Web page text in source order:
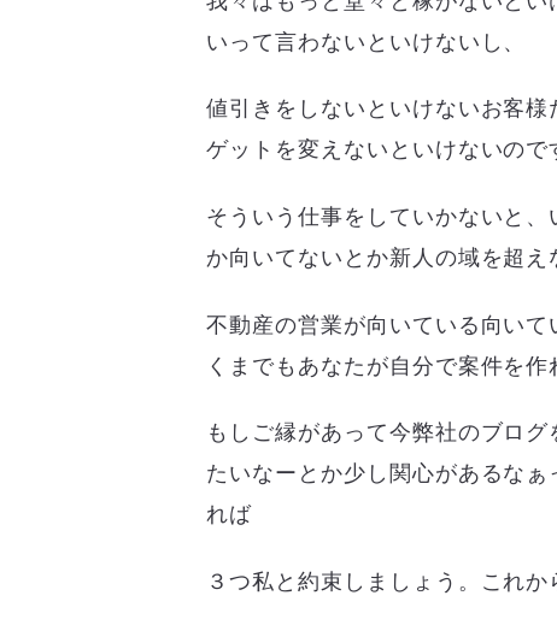
いって言わないといけないし、
値引きをしないといけないお客
ゲットを変えないといけないので
そういう仕事をしていかないと
か向いてないとか新人の域を超え
不動産の営業が向いている向い
くまでもあなたが自分で案件を
もしご縁があって今弊社のブロ
たいなーとか少し関心があるな
れば
３つ私と約束しましょう。これ